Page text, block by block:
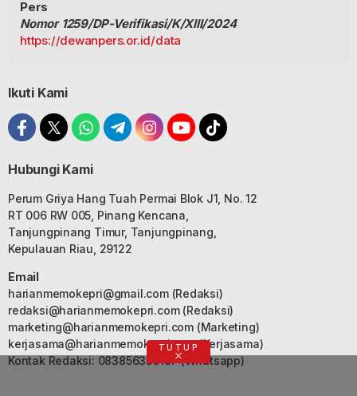
Pers
Nomor 1259/DP-Verifikasi/K/XIII/2024
https://dewanpers.or.id/data
Ikuti Kami
Hubungi Kami
Perum Griya Hang Tuah Permai Blok J1, No. 12
RT 006 RW 005, Pinang Kencana,
Tanjungpinang Timur, Tanjungpinang,
Kepulauan Riau, 29122
Email
harianmemokepri@gmail.com(Redaksi)
redaksi@harianmemokepri.com(Redaksi)
marketing@harianmemokepri.com(Marketing)
kerjasama@harianmemokepri.com(Kerjasama)
Kontak Redaksi: 083856335187 (Whatsapp)
TUTUP